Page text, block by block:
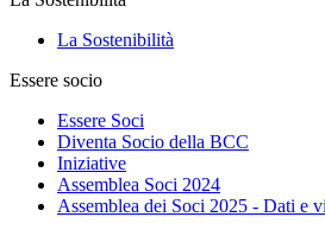
La Sostenibilità
Essere socio
Essere Soci
Diventa Socio della BCC
Iniziative
Assemblea Soci 2024
Assemblea dei Soci 2025 - Dati e